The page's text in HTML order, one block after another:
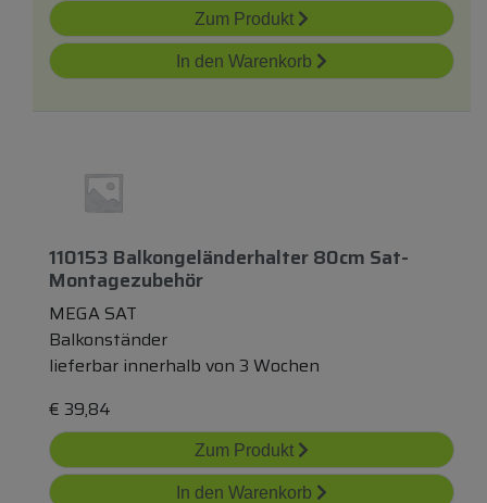
Zum Produkt
In den Warenkorb
110153 Balkongeländerhalter 80cm Sat-
Montagezubehör
MEGA SAT
Balkonständer
lieferbar innerhalb von 3 Wochen
€ 39,84
Zum Produkt
In den Warenkorb